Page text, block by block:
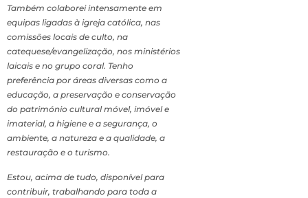
Também colaborei intensamente em
equipas ligadas à igreja católica, nas
comissões locais de culto, na
catequese/evangelização, nos ministérios
laicais e no grupo coral. Tenho
preferência por áreas diversas como a
educação, a preservação e conservação
do património cultural móvel, imóvel e
imaterial, a higiene e a segurança, o
ambiente, a natureza e a qualidade, a
restauração e o turismo.
Estou, acima de tudo, disponível para
contribuir, trabalhando para toda a